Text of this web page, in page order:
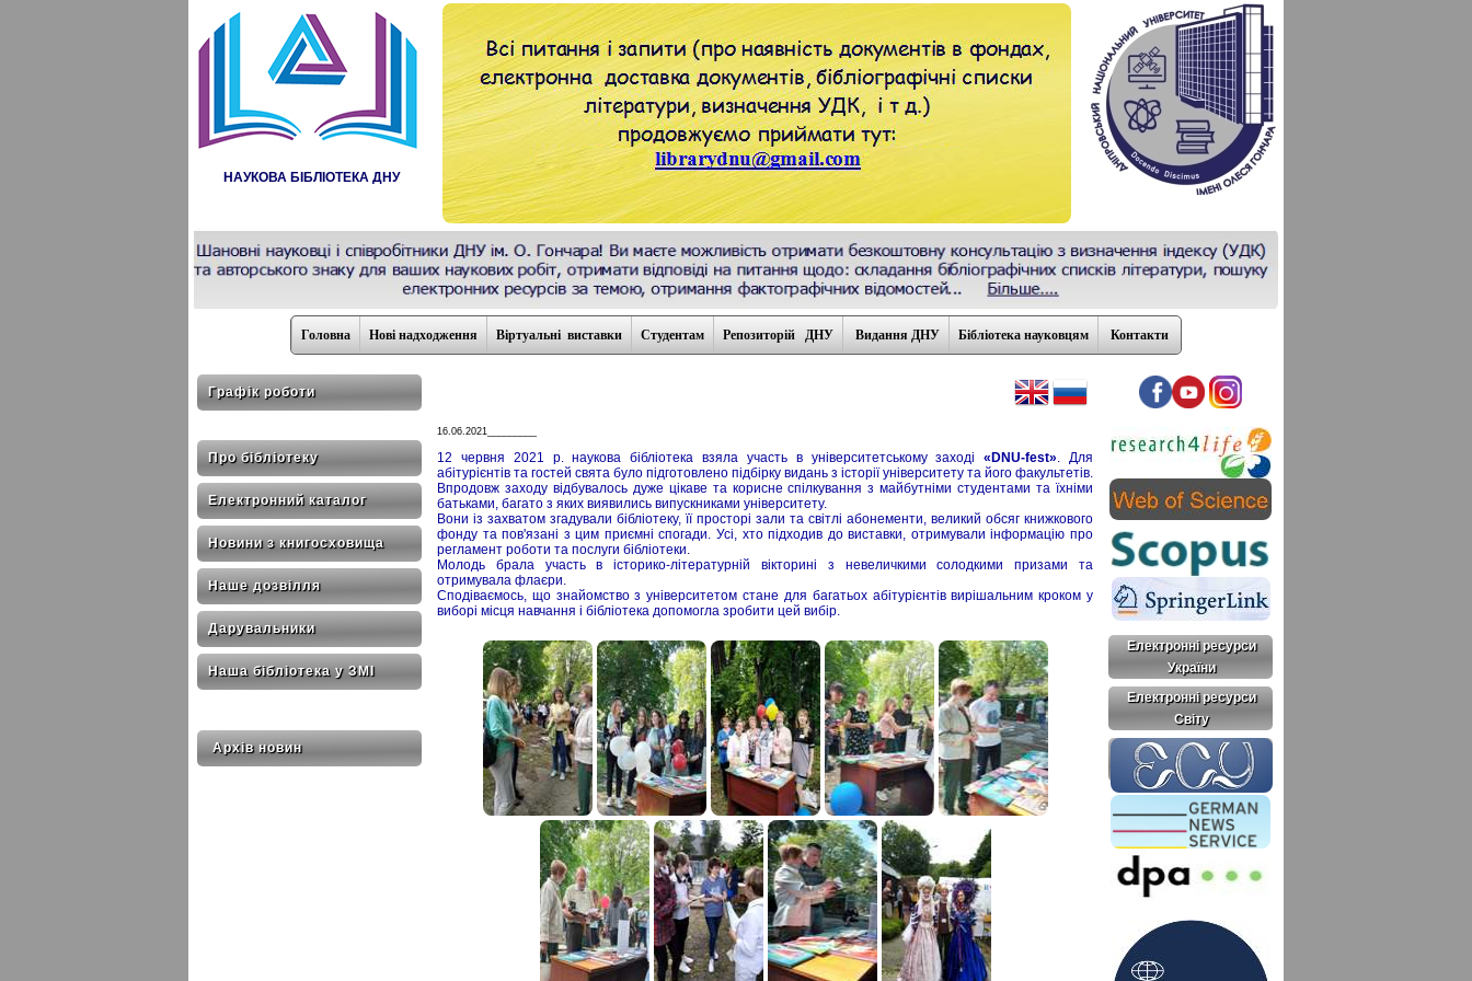
НАУКОВА БІБЛІОТЕКА ДНУ
Головна Нові надходження Віртуальні виставки Студентам Репозиторій ДНУ Видання ДНУ Бібліотека науковцям Контакти
Графік роботи
Про бібліотеку
Електронний каталог
Новини з книгосховища
Наше дозвілля
Дарувальники
Наша бібліотека у ЗМІ
Архів новин
16.06.2021_________
12 червня 2021 р. наукова бібліотека взяла участь в університетському заході«DNU-fest». Для
абітурієнтів та гостей свята було підготовлено підбірку видань з історії університету та його факультетів.
Впродовж заходу відбувалось дуже цікаве та корисне спілкування з майбутніми студентами та їхніми
батьками, багато з яких виявились випускниками університету.
Вони із захватом згадували бібліотеку, її просторі зали та світлі абонементи, великий обсяг книжкового
фонду та пов'язані з цим приємні спогади. Усі, хто підходив до виставки, отримували інформацію про
регламент роботи та послуги бібліотеки.
Молодь брала участь в історико-літературній вікторині з невеличкими солодкими призами та
отримувала флаєри.
Сподіваємось, що знайомство з університетом стане для багатьох абітурієнтів вирішальним кроком у
виборі місця навчання і бібліотека допомогла зробити цей вибір.
Електронні ресурси
України
Електронні ресурси
Світу